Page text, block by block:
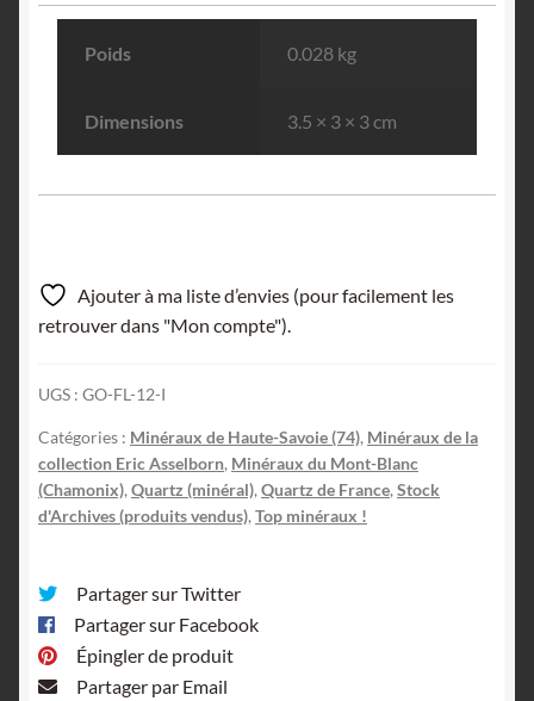
Poids 0.028 kg
Dimensions 3.5 × 3 × 3 cm
Ajouter à ma liste d’envies (pour facilement les
retrouver dans "Mon compte").
UGS : GO-FL-12-I
Catégories : Minéraux de Haute-Savoie (74), Minéraux de la
collection Eric Asselborn, Minéraux du Mont-Blanc
(Chamonix), Quartz (minéral), Quartz de France, Stock
d'Archives (produits vendus), Top minéraux !
Partager sur Twitter
Partager sur Facebook
Épingler de produit
Partager par Email